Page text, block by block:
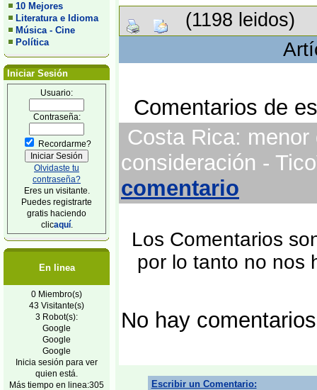
10 Mejores
Literatura e Idioma
Música - Cine
Política
Iniciar Sesión
Usuario:
Contraseña:
Recordarme?
Olvidaste tu
contraseña?
Eres un visitante.
Puedes registrarte
gratis haciendo
clicaquí.
En linea
0 Miembro(s)
43 Visitante(s)
3 Robot(s):
Google
Google
Google
Inicia sesión para ver
quien está.
Más tiempo en linea:305
(1198 leidos)
Comentarios de
Costa Rica:
consideración -
comentario
Los Comentarios
por lo tanto no nos
No hay
Escribir un Comentario: